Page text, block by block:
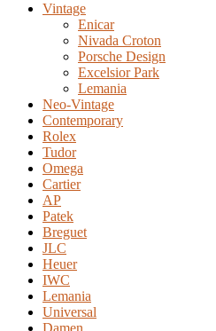
Vintage
Enicar
Nivada Croton
Porsche Design
Excelsior Park
Lemania
Neo-Vintage
Contemporary
Rolex
Tudor
Omega
Cartier
AP
Patek
Breguet
JLC
Heuer
IWC
Lemania
Universal
Damen